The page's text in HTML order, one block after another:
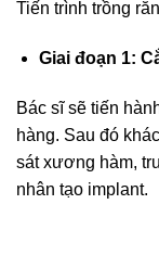
Tiến trình trồng
Giai đoạn 1:
Bác sĩ sẽ tiến
hàng. Sau đó
sát xương hàm,
nhân tạo implant.